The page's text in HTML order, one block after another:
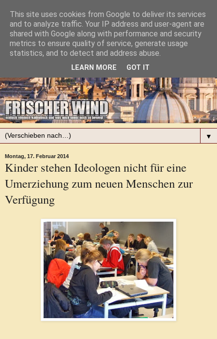
▼
Montag, 17. Februar 2014
Kinder stehen Ideologen nicht für eine
Umerziehung zum neuen Menschen zur
Verfügung
This site uses cookies from Google to deliver its services
and to analyze traffic. Your IP address and user-agent are
shared with Google along with performance and security
metrics to ensure quality of service, generate usage
statistics, and to detect and address abuse.
LEARN MORE GOT IT